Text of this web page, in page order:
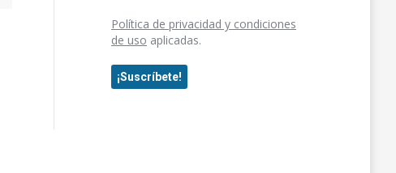
Política de privacidad y condiciones
de uso aplicadas.